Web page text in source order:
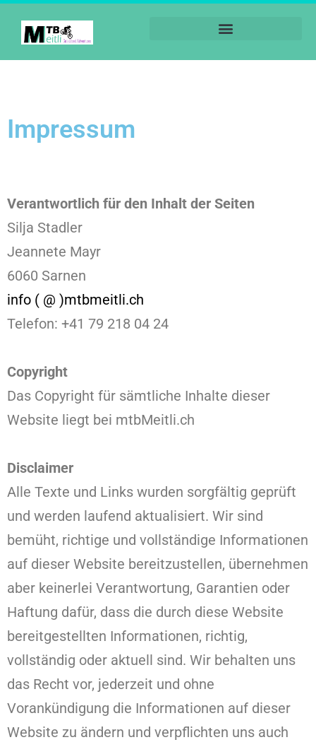
Impressum
Verantwortlich für den Inhalt der Seiten
Silja Stadler
Jeannete Mayr
6060 Sarnen
info ( @ )mtbmeitli.ch
Telefon: +41 79 218 04 24
Copyright
Das Copyright für sämtliche Inhalte dieser
Website liegt bei mtbMeitli.ch
Disclaimer
Alle Texte und Links wurden sorgfältig geprüft
und werden laufend aktualisiert. Wir sind
bemüht, richtige und vollständige Informationen
auf dieser Website bereitzustellen, übernehmen
aber keinerlei Verantwortung, Garantien oder
Haftung dafür, dass die durch diese Website
bereitgestellten Informationen, richtig,
vollständig oder aktuell sind. Wir behalten uns
das Recht vor, jederzeit und ohne
Vorankündigung die Informationen auf dieser
Website zu ändern und verpflichten uns auch